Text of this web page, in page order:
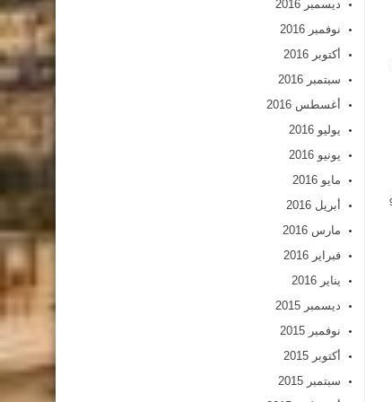
ديسمبر 2016
نوفمبر 2016
أكتوبر 2016
سبتمبر 2016
أغسطس 2016
يوليو 2016
يونيو 2016
مايو 2016
أبريل 2016
مارس 2016
فبراير 2016
يناير 2016
ديسمبر 2015
نوفمبر 2015
أكتوبر 2015
سبتمبر 2015